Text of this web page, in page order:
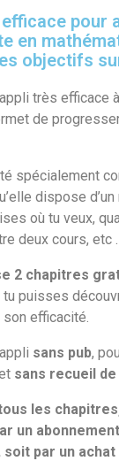
pour
en
objectifs
très efficace
de
spécialement
dispose
où tu veux,
deux cours, etc
2 chapitres
tu puisses
efficacité.
sans pub,
sans recueil
les
un
par un